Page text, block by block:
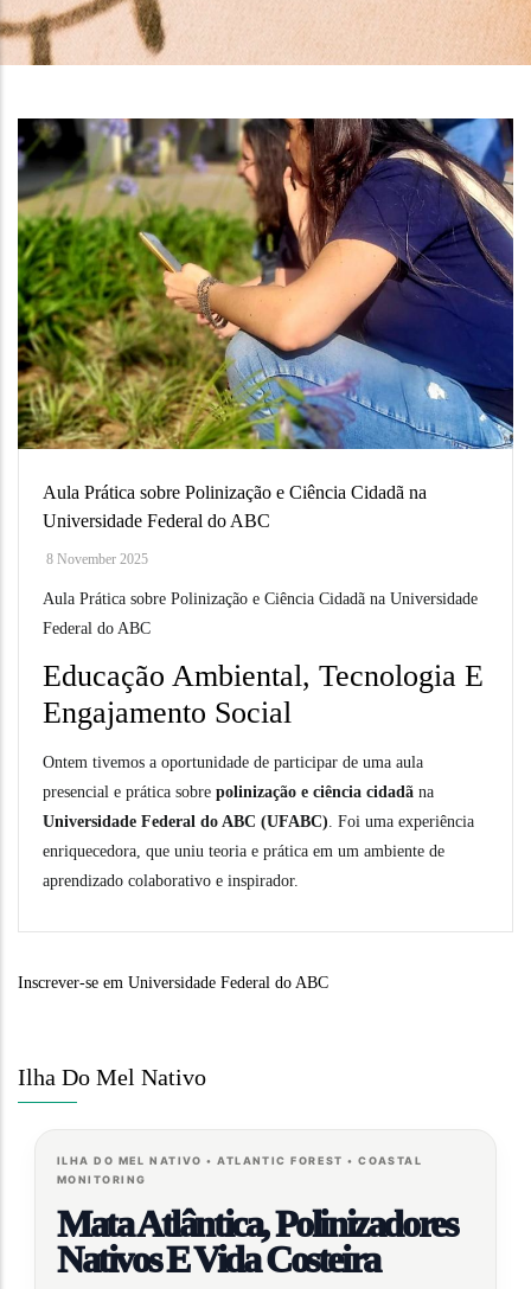
Aula Prática sobre Polinização e Ciência Cidadã na
Universidade Federal do ABC
8 November 2025
Aula Prática sobre Polinização e Ciência Cidadã na Universidade
Federal do ABC
Educação Ambiental, Tecnologia E
Engajamento Social
Ontem tivemos a oportunidade de participar de uma aula
presencial e prática sobre polinização e ciência cidadã na
Universidade Federal do ABC (UFABC). Foi uma experiência
enriquecedora, que uniu teoria e prática em um ambiente de
aprendizado colaborativo e inspirador.
Inscrever-se em Universidade Federal do ABC
Ilha Do Mel Nativo
ILHA DO MEL NATIVO • ATLANTIC FOREST • COASTAL
MONITORING
Mata Atlântica, Polinizadores
Nativos E Vida Costeira